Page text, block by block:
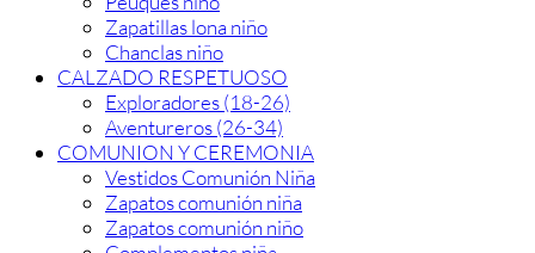
Zapatillas lona niño
Chanclas niño
CALZADO RESPETUOSO
Exploradores (18-26)
Aventureros (26-34)
COMUNION Y CEREMONIA
Vestidos Comunión Niña
Zapatos comunión niña
Zapatos comunión niño